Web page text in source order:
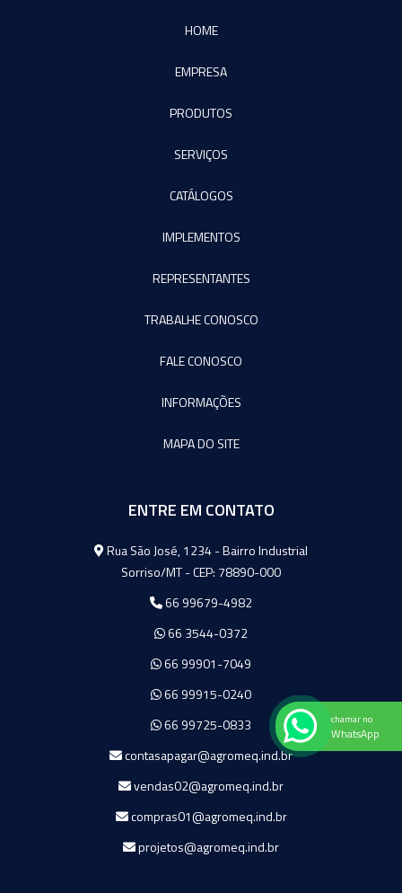
HOME
EMPRESA
PRODUTOS
SERVIÇOS
CATÁLOGOS
IMPLEMENTOS
REPRESENTANTES
TRABALHE CONOSCO
FALE CONOSCO
INFORMAÇÕES
MAPA DO SITE
ENTRE EM CONTATO
Agromeq
Rua São José, 1234 - Bairro Industrial
Sorriso/MT - CEP: 78890-000
66 99679-4982
66 3544-0372
66 99901-7049
66 99915-0240
66 99725-0833
contasapagar@agromeq.ind.br
vendas02@agromeq.ind.br
compras01@agromeq.ind.br
projetos@agromeq.ind.br
chamar no
WhatsApp